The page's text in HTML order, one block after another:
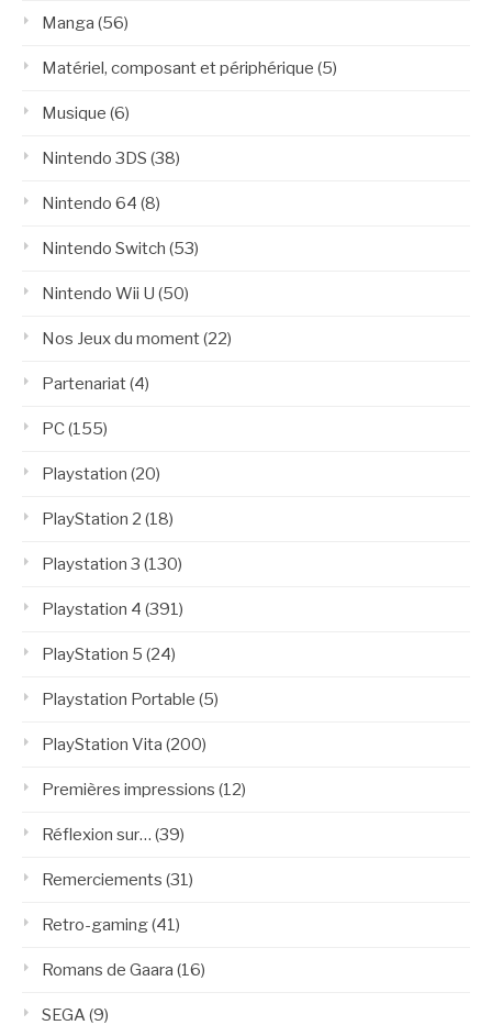
Manga (56)
Matériel, composant et périphérique (5)
Musique (6)
Nintendo 3DS (38)
Nintendo 64 (8)
Nintendo Switch (53)
Nintendo Wii U (50)
Nos Jeux du moment(22)
Partenariat(4)
PC(155)
Playstation (20)
PlayStation 2 (18)
Playstation 3 (130)
Playstation 4 (391)
PlayStation 5 (24)
Playstation Portable (5)
PlayStation Vita (200)
Premières impressions (12)
Réflexion sur… (39)
Remerciements (31)
Retro-gaming(41)
Romans de Gaara (16)
SEGA(9)